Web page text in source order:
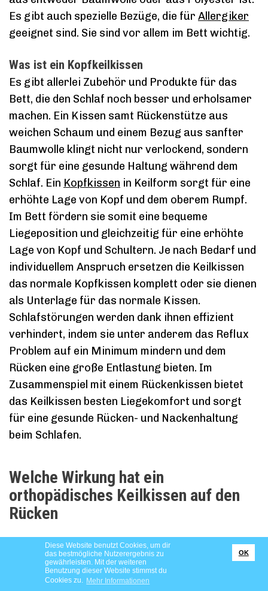
Diese Website benutzt Cookies, um dir
das bestmögliche Nutzerergebnis zu
gewährleisten. Mit der weiteren
Benutzung dieser Website stimmst du
Cookies zu. Mehr Informationen
OK
Es gibt auch spezielle Bezüge, die für Allergiker
geeignet sind. Sie sind vor allem im Bett wichtig.
Was ist ein Kopfkeilkissen
Es gibt allerlei Zubehör und Produkte für das
Bett, die den Schlaf noch besser und erholsamer
machen. Ein Kissen samt Rückenstütze aus
weichen Schaum und einem Bezug aus sanfter
Baumwolle klingt nicht nur verlockend, sondern
sorgt für eine gesunde Haltung während dem
Schlaf. Ein Kopfkissen in Keilform sorgt für eine
erhöhte Lage von Kopf und dem oberem Rumpf.
Im Bett fördern sie somit eine bequeme
Liegeposition und gleichzeitig für eine erhöhte
Lage von Kopf und Schultern. Je nach Bedarf und
individuellem Anspruch ersetzen die Keilkissen
das normale Kopfkissen komplett oder sie dienen
als Unterlage für das normale Kissen.
Schlafstörungen werden dank ihnen effizient
verhindert, indem sie unter anderem das Reflux
Problem auf ein Minimum mindern und dem
Rücken eine große Entlastung bieten. Im
Zusammenspiel mit einem Rückenkissen bietet
das Keilkissen besten Liegekomfort und sorgt
für eine gesunde Rücken- und Nackenhaltung
beim Schlafen.
Welche Wirkung hat ein
orthopädisches Keilkissen auf den
Rücken